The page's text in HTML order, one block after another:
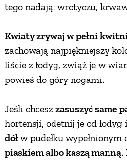
tego nadają: wrotyczu,
Kwiaty zrywaj w pełni
zachowają najpiękniejszy
liście z łodyg, zwiąż je w
powieś do góry nogami.
Jeśli chcesz zasuszyć same
hortensji, odetnij je od łodyg
dół w pudełku
piaskiem albo kaszą manną.